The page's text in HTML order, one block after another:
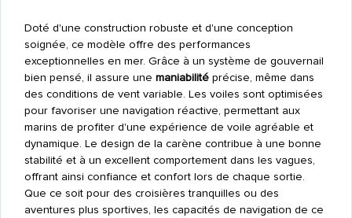
Doté d'une construction robuste et d'une conception
soignée, ce modèle offre des performances
exceptionnelles en mer. Grâce à un système de gouvernail
bien pensé, il assure une maniabilitéprécise, même dans
des conditions de vent variable. Les voiles sont optimisées
pour favoriser une navigation réactive, permettant aux
marins de profiter d'une expérience de voile agréable et
dynamique. Le design de la carène contribue à une bonne
stabilité et à un excellent comportement dans les vagues,
offrant ainsi confiance et confort lors de chaque sortie.
Que ce soit pour des croisières tranquilles ou des
aventures plus sportives, les capacités de navigation de ce